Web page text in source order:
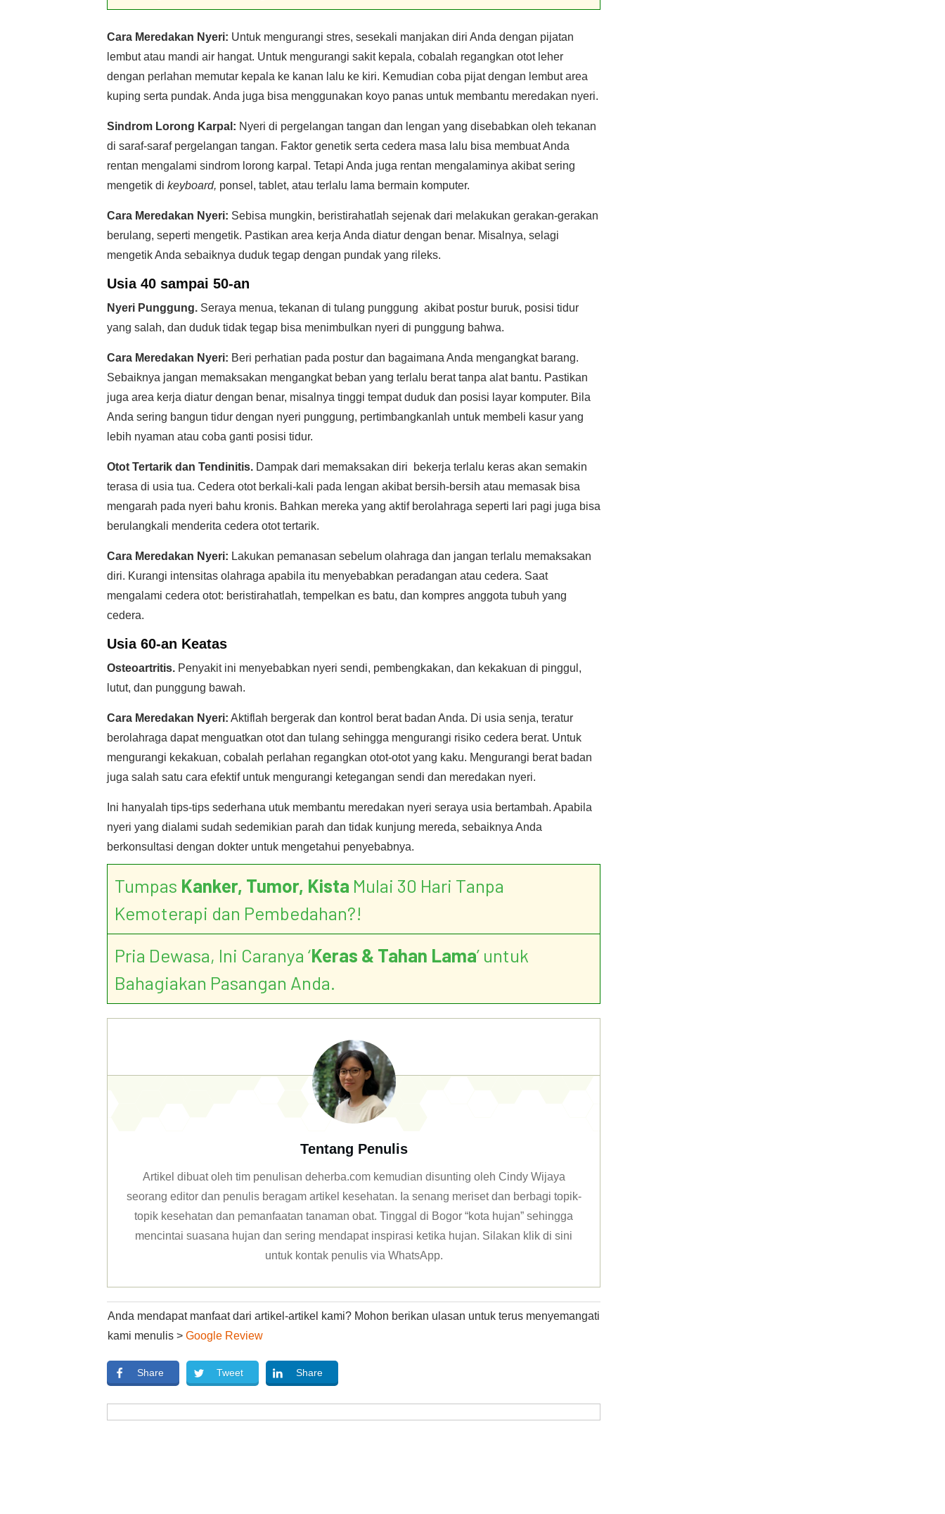
Cara Meredakan Nyeri: Untuk mengurangi stres, sesekali manjakan diri Anda dengan pijatan
lembut atau mandi air hangat. Untuk mengurangi sakit kepala, cobalah regangkan otot leher
dengan perlahan memutar kepala ke kanan lalu ke kiri. Kemudian coba pijat dengan lembut area
kuping serta pundak. Anda juga bisa menggunakan koyo panas untuk membantu meredakan nyeri.
Sindrom Lorong Karpal: Nyeri di pergelangan tangan dan lengan yang disebabkan oleh tekanan
di saraf-saraf pergelangan tangan. Faktor genetik serta cedera masa lalu bisa membuat Anda
rentan mengalami sindrom lorong karpal. Tetapi Anda juga rentan mengalaminya akibat sering
mengetik di keyboard, ponsel, tablet, atau terlalu lama bermain komputer.
Cara Meredakan Nyeri: Sebisa mungkin, beristirahatlah sejenak dari melakukan gerakan-gerakan
berulang, seperti mengetik. Pastikan area kerja Anda diatur dengan benar. Misalnya, selagi
mengetik Anda sebaiknya duduk tegap dengan pundak yang rileks.
Usia 40 sampai 50-an
Nyeri Punggung. Seraya menua, tekanan di tulang punggung akibat postur buruk, posisi tidur
yang salah, dan duduk tidak tegap bisa menimbulkan nyeri di punggung bahwa.
Cara Meredakan Nyeri: Beri perhatian pada postur dan bagaimana Anda mengangkat barang.
Sebaiknya jangan memaksakan mengangkat beban yang terlalu berat tanpa alat bantu. Pastikan
juga area kerja diatur dengan benar, misalnya tinggi tempat duduk dan posisi layar komputer. Bila
Anda sering bangun tidur dengan nyeri punggung, pertimbangkanlah untuk membeli kasur yang
lebih nyaman atau coba ganti posisi tidur.
Otot Tertarik dan Tendinitis. Dampak dari memaksakan diri bekerja terlalu keras akan semakin
terasa di usia tua. Cedera otot berkali-kali pada lengan akibat bersih-bersih atau memasak bisa
mengarah pada nyeri bahu kronis. Bahkan mereka yang aktif berolahraga seperti lari pagi juga bisa
berulangkali menderita cedera otot tertarik.
Cara Meredakan Nyeri: Lakukan pemanasan sebelum olahraga dan jangan terlalu memaksakan
diri. Kurangi intensitas olahraga apabila itu menyebabkan peradangan atau cedera. Saat
mengalami cedera otot: beristirahatlah, tempelkan es batu, dan kompres anggota tubuh yang
cedera.
Usia 60-an Keatas
Osteoartritis. Penyakit ini menyebabkan nyeri sendi, pembengkakan, dan kekakuan di pinggul,
lutut, dan punggung bawah.
Cara Meredakan Nyeri: Aktiflah bergerak dan kontrol berat badan Anda. Di usia senja, teratur
berolahraga dapat menguatkan otot dan tulang sehingga mengurangi risiko cedera berat. Untuk
mengurangi kekakuan, cobalah perlahan regangkan otot-otot yang kaku. Mengurangi berat badan
juga salah satu cara efektif untuk mengurangi ketegangan sendi dan meredakan nyeri.
Ini hanyalah tips-tips sederhana utuk membantu meredakan nyeri seraya usia bertambah. Apabila
nyeri yang dialami sudah sedemikian parah dan tidak kunjung mereda, sebaiknya Anda
berkonsultasi dengan dokter untuk mengetahui penyebabnya.
Tumpas Kanker, Tumor, Kista Mulai 30 Hari Tanpa
Kemoterapi dan Pembedahan?!
Pria Dewasa, Ini Caranya ‘Keras & Tahan Lama’ untuk
Bahagiakan Pasangan Anda.
Tentang Penulis
Artikel dibuat oleh tim penulisan deherba.com kemudian disunting oleh Cindy Wijaya
seorang editor dan penulis beragam artikel kesehatan. Ia senang meriset dan berbagi topik-
topik kesehatan dan pemanfaatan tanaman obat. Tinggal di Bogor “kota hujan” sehingga
mencintai suasana hujan dan sering mendapat inspirasi ketika hujan. Silakan klik di sini
untuk kontak penulis via WhatsApp.
Anda mendapat manfaat dari artikel-artikel kami? Mohon berikan ulasan untuk terus menyemangati
kami menulis > Google Review
Share Tweet Share